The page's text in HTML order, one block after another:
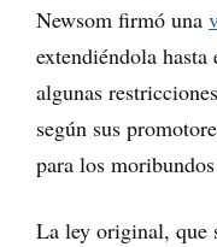
Newsom firmó una
extendiéndola
algunas
según sus
para los
La ley original, que